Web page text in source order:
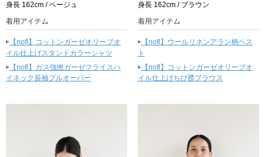
身長 162cm / ベージュ
着用アイテム
▸ 【nofl】コットンガーゼオリーブオ
イル仕上げスタンドカラーシャツ
▸ 【nofl】ガス強撚ガーゼフライスハ
イネック長袖プルオーバー
身長 162cm / ブラウン
着用アイテム
▸【nofl】ウールリネンアラン柄ベス
ト
▸【nofl】コットンガーゼオリーブオ
イル仕上げちび襟ブラウス